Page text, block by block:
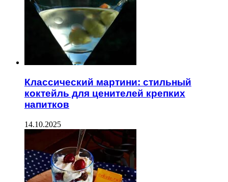
Классический мартини: стильный
коктейль для ценителей крепких
напитков
14.10.2025